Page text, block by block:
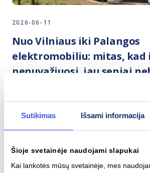
Sutikimas Išsami informacija
Šioje svetainėje naudojami slapukai
Kai lankotės mūsų svetainėje, mes
2026-06-11
Nuo Vilniaus iki Palangos
elektromobiliu: mitas, kad
nenuvažiuosi, jau seniai